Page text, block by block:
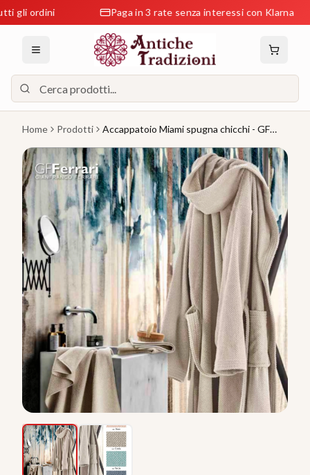
Paga in 3 rate senza interessi con Klarna
Home Prodotti
Accappatoio Miami spugna chicchi - GF